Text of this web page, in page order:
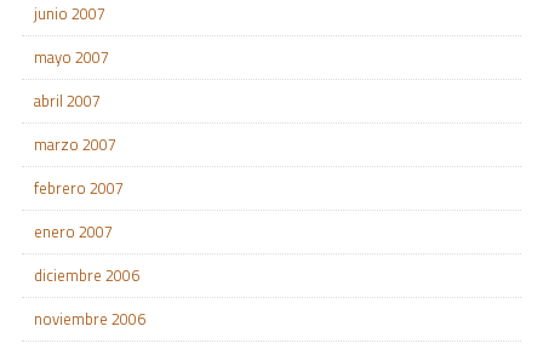
junio 2007
mayo 2007
abril 2007
marzo 2007
febrero 2007
enero 2007
diciembre 2006
noviembre 2006